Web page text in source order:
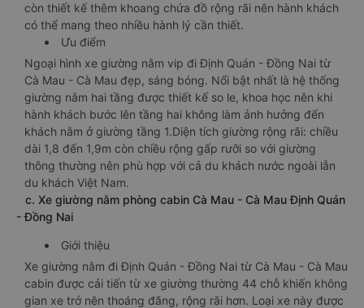
còn thiết kế thêm khoang chứa đồ rộng rãi nên hành khách
có thể mang theo nhiều hành lý cần thiết.
Ưu điểm
Ngoại hình xe giường nằm vip đi Định Quán - Đồng Nai từ
Cà Mau - Cà Mau đẹp, sáng bóng. Nổi bật nhất là hệ thống
giường nằm hai tầng được thiết kế so le, khoa học nên khi
hành khách bước lên tầng hai không làm ảnh hưởng đến
khách nằm ở giường tầng 1.Diện tích giường rộng rãi: chiều
dài 1,8 đến 1,9m còn chiều rộng gấp rưỡi so với giường
thông thường nên phù hợp với cả du khách nước ngoài lẫn
du khách Việt Nam.
c. Xe giường nằm phòng cabin Cà Mau - Cà Mau Định Quán
- Đồng Nai
Giới thiệu
Xe giường nằm đi Định Quán - Đồng Nai từ Cà Mau - Cà Mau
cabin được cải tiến từ xe giường thường 44 chỗ khiến không
gian xe trở nên thoáng đãng, rộng rãi hơn. Loại xe này được